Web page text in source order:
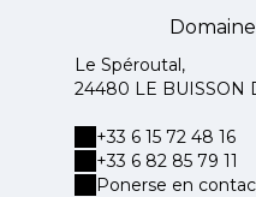
Le Spéroutal,
24480 LE BUISSON
+33 6 15 72 48 16
+33 6 82 85 79 11
Ponerse en